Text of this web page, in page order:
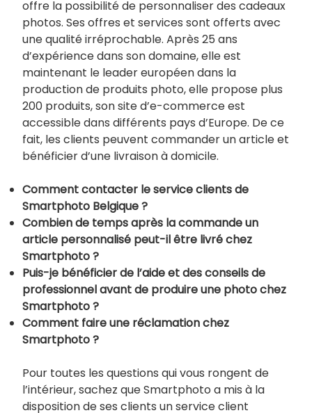
offre la possibilité de personnaliser des cadeaux
photos. Ses offres et services sont offerts avec
une qualité irréprochable. Après 25 ans
d’expérience dans son domaine, elle est
maintenant le leader européen dans la
production de produits photo, elle propose plus
200 produits, son site d’e-commerce est
accessible dans différents pays d’Europe. De ce
fait, les clients peuvent commander un article et
bénéficier d’une livraison à domicile.
Comment contacter le service clients de
Smartphoto Belgique ?
Combien de temps après la commande un
article personnalisé peut-il être livré chez
Smartphoto ?
Puis-je bénéficier de l’aide et des conseils de
professionnel avant de produire une photo chez
Smartphoto ?
Comment faire une réclamation chez
Smartphoto ?
Pour toutes les questions qui vous rongent de
l’intérieur, sachez que Smartphoto a mis à la
disposition de ses clients un service client